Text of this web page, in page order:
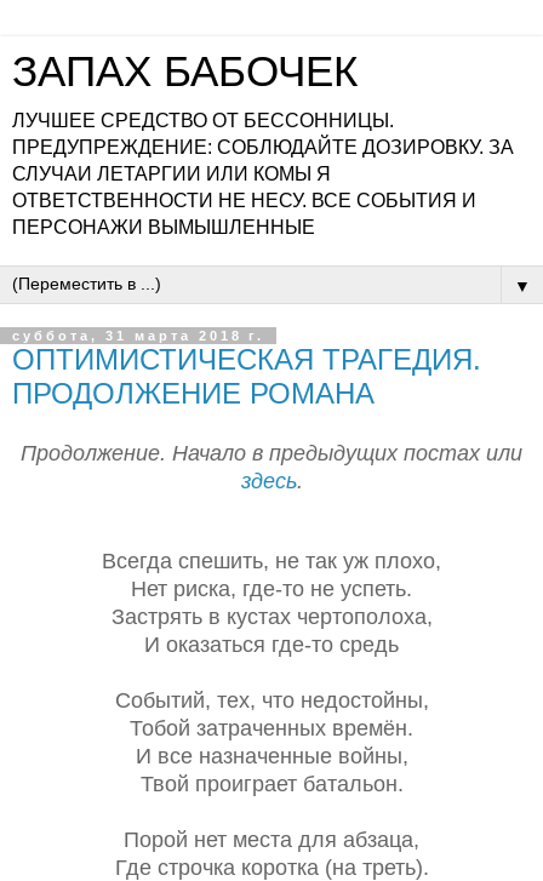
ЗАПАХ БАБОЧЕК
ЛУЧШЕЕ СРЕДСТВО ОТ БЕССОННИЦЫ.
ПРЕДУПРЕЖДЕНИЕ: СОБЛЮДАЙТЕ ДОЗИРОВКУ. ЗА
СЛУЧАИ ЛЕТАРГИИ ИЛИ КОМЫ Я
ОТВЕТСТВЕННОСТИ НЕ НЕСУ. ВСЕ СОБЫТИЯ И
ПЕРСОНАЖИ ВЫМЫШЛЕННЫЕ
▼
суббота, 31 марта 2018 г.
ОПТИМИСТИЧЕСКАЯ ТРАГЕДИЯ.
ПРОДОЛЖЕНИЕ РОМАНА
Продолжение. Начало в предыдущих постах или
здесь.
Всегда спешить, не так уж плохо,
Нет риска, где-то не успеть.
Застрять в кустах чертополоха,
И оказаться где-то средь
Событий, тех, что недостойны,
Тобой затраченных времён.
И все назначенные войны,
Твой проиграет батальон.
Порой нет места для абзаца,
Где строчка коротка (на треть).